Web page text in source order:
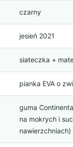
czarny
jesień 2021
siateczka +
pianka EVA o
guma
na mokrych i
nawierzchniach)